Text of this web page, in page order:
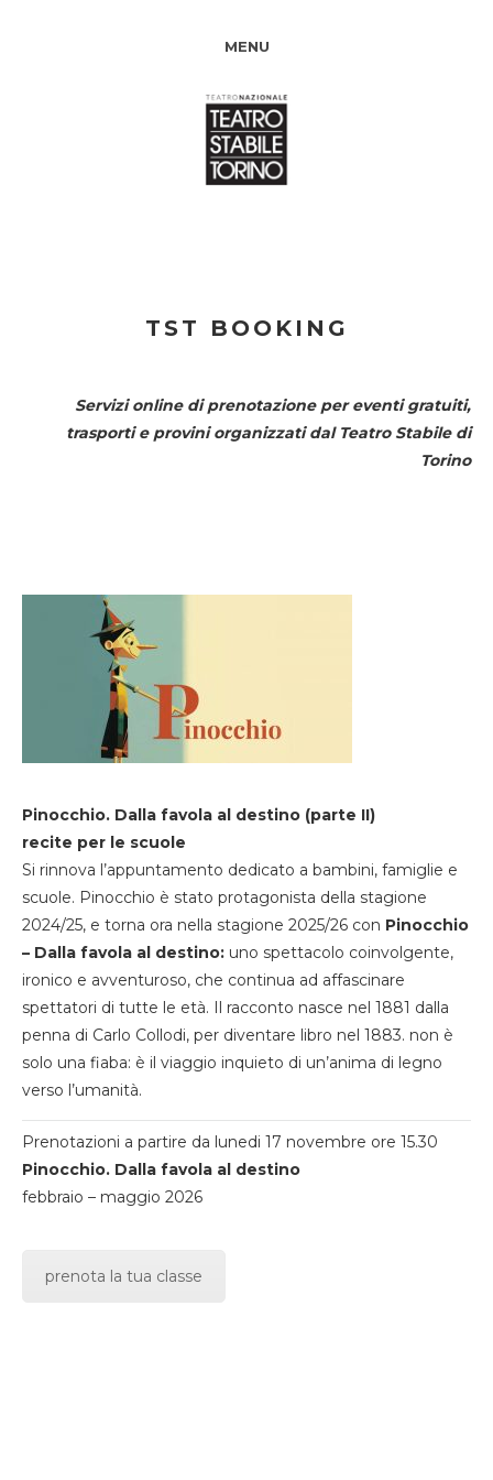
MENU
TST BOOKING
Servizi online di prenotazione per eventi gratuiti,
trasporti e provini organizzati dal Teatro Stabile di
Torino
Pinocchio. Dalla favola al destino (parte II)
recite per le scuole
Si rinnova l’appuntamento dedicato a bambini, famiglie e
scuole. Pinocchio è stato protagonista della stagione
2024/25, e torna ora nella stagione 2025/26 con Pinocchio
– Dalla favola al destino: uno spettacolo coinvolgente,
ironico e avventuroso, che continua ad affascinare
spettatori di tutte le età. Il racconto nasce nel 1881 dalla
penna di Carlo Collodi, per diventare libro nel 1883. non è
solo una fiaba: è il viaggio inquieto di un’anima di legno
verso l’umanità.
Prenotazioni a partire da lunedi 17 novembre ore 15.30
Pinocchio. Dalla favola al destino
febbraio – maggio 2026
prenota la tua classe